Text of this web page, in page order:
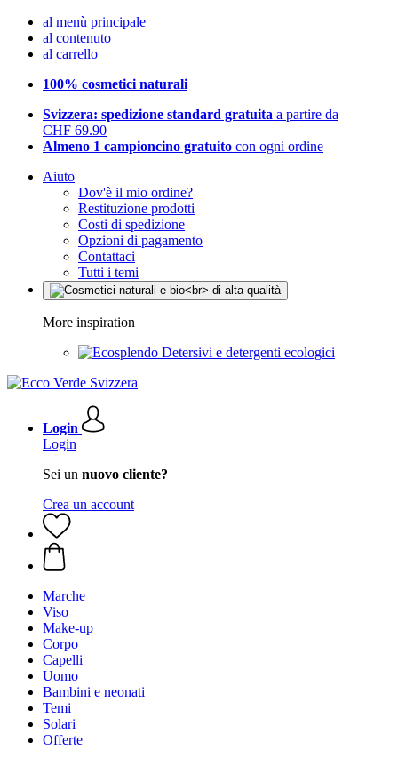
al menù principale
al contenuto
al carrello
100% cosmetici naturali
Svizzera: spedizione standard gratuita a partire da
CHF 69.90
Almeno 1 campioncino gratuito con ogni ordine
Aiuto
Dov'è il mio ordine?
Restituzione prodotti
Costi di spedizione
Opzioni di pagamento
Contattaci
Tutti i temi
More inspiration
Detersivi e detergenti ecologici
Login
Login
Sei un nuovo cliente?
Crea un account
Marche
Viso
Make-up
Corpo
Capelli
Uomo
Bambini e neonati
Temi
Solari
Offerte